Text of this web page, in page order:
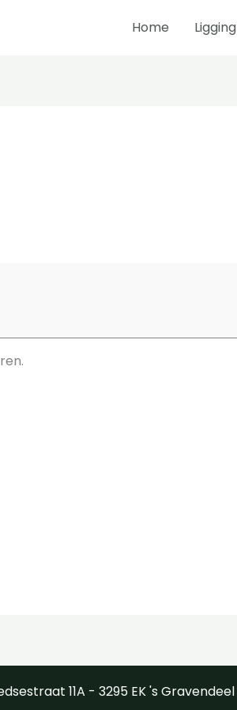
Home Ligging
11A - 3295 EK 's Gravendeel